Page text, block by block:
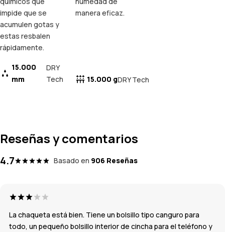
impide que se
acumulen gotas y
estas resbalen
rápidamente.
15.000
mm
DRY
Tech
manera eficaz.
15.000 gDRY Tech
Reseñas y comentarios
4.7 Basado en 906 Reseñas
La chaqueta está bien. Tiene un bolsillo tipo canguro para
todo, un pequeño bolsillo interior de cincha para el teléfono y